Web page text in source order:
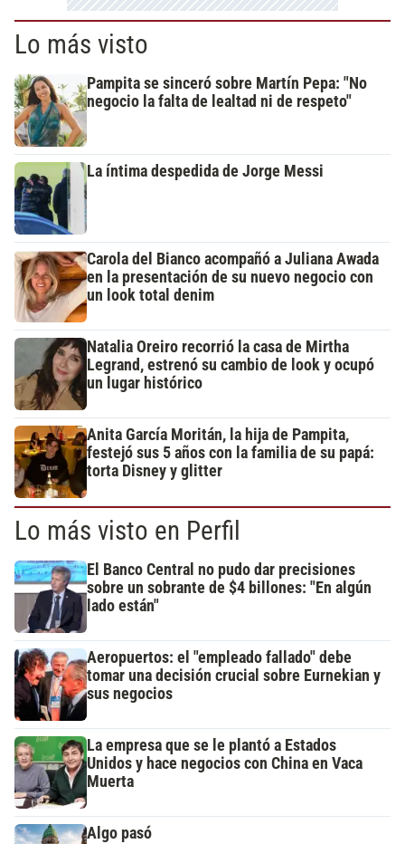
Lo más visto
Pampita se sinceró sobre Martín Pepa: "No
negocio la falta de lealtad ni de respeto"
La íntima despedida de Jorge Messi
Carola del Bianco acompañó a Juliana Awada
en la presentación de su nuevo negocio con
un look total denim
Natalia Oreiro recorrió la casa de Mirtha
Legrand, estrenó su cambio de look y ocupó
un lugar histórico
Anita García Moritán, la hija de Pampita,
festejó sus 5 años con la familia de su papá:
torta Disney y glitter
Lo más visto en Perfil
El Banco Central no pudo dar precisiones
sobre un sobrante de $4 billones: "En algún
lado están"
Aeropuertos: el "empleado fallado" debe
tomar una decisión crucial sobre Eurnekian y
sus negocios
La empresa que se le plantó a Estados
Unidos y hace negocios con China en Vaca
Muerta
Algo pasó